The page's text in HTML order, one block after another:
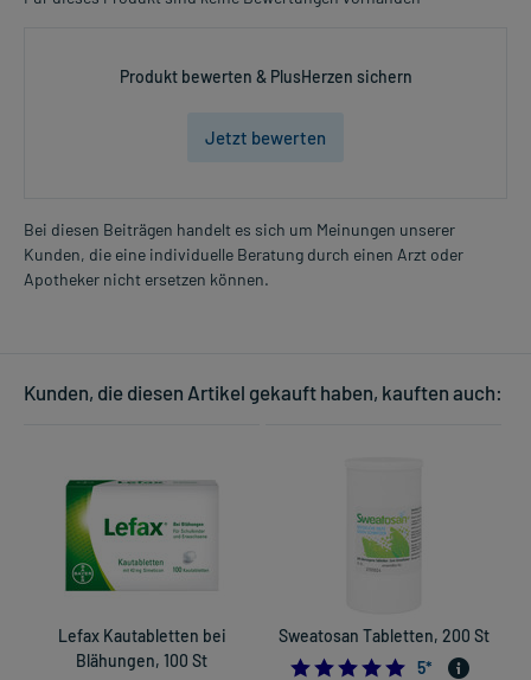
Produkt bewerten & PlusHerzen sichern
Jetzt bewerten
Bei diesen Beiträgen handelt es sich um Meinungen unserer
Kunden, die eine individuelle Beratung durch einen Arzt oder
Apotheker nicht ersetzen können.
Kunden, die diesen Artikel gekauft haben, kauften auch:
Lefax Kautabletten bei
Blähungen, 100 St
Sweatosan Tabletten, 200 St
4.8
5*